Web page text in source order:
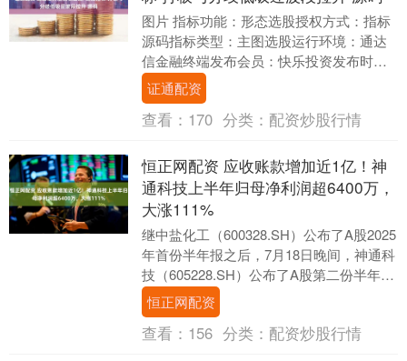
图片 指标功能：形态选股授权方式：指标
源码指标类型：主图选股运行环境：通达
信金融终端发布会员：快乐投资发布时
间：2025-03-05 12:15:000指标简介....
证通配资
查看： 170 分类： 配资炒股行情
恒正网配资 应收账款增加近1亿！神
通科技上半年归母净利润超6400万，
大涨111%
继中盐化工（600328.SH）公布了A股2025
年首份半年报之后，7月18日晚间，神通科
技（605228.SH）公布了A股第二份半年
报。神通科技此前半年报均在....
恒正网配资
查看： 156 分类： 配资炒股行情